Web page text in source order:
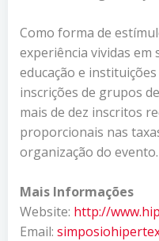
Como forma de
experiência vividas em
educação e
inscrições de grupos
mais de dez inscritos
proporcionais nas
organização do evento.
Mais Informações
Website: http://
Email: